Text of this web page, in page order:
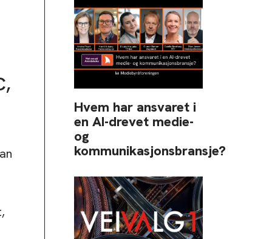
Hvem har ansvaret i
en AI-drevet medie-
og
kommunikasjonsbransje?